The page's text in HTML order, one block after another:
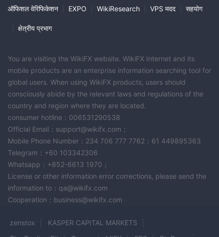
ऑफिशल वेरिफिकेशन EXPO WikiResearch VPS मदद सहयोग
क्षेत्रीय प्रभाग
You are visiting the WikiFX website. WikiFX Internet and its
mobile products are an enterprise information searching tool for
global users. When using WikiFX products, users should
consciously abide by the relevant laws and regulations of the
country and region where they are located.
consumer hotline：006531290538
Official Email：support@wikifx.com；
Mobile Phone Number：234 706 777 7762；61 449895363
Telegram：+60 103342306
Whatsapp：+852-6613 1970；
License or other information error corrections, please send the
information to：qa@wikifx.com
Cooperation：business@wikifx.com
zenstox
KASPER CAPITAL MARKETS